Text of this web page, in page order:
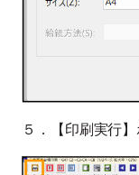
５．【印刷実行